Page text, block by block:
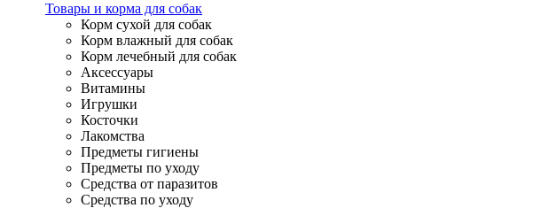
Товары и корма для собак
Корм сухой для собак
Корм влажный для собак
Корм лечебный для собак
Аксессуары
Витамины
Игрушки
Косточки
Лакомства
Предметы гигиены
Предметы по уходу
Средства от паразитов
Средства по уходу